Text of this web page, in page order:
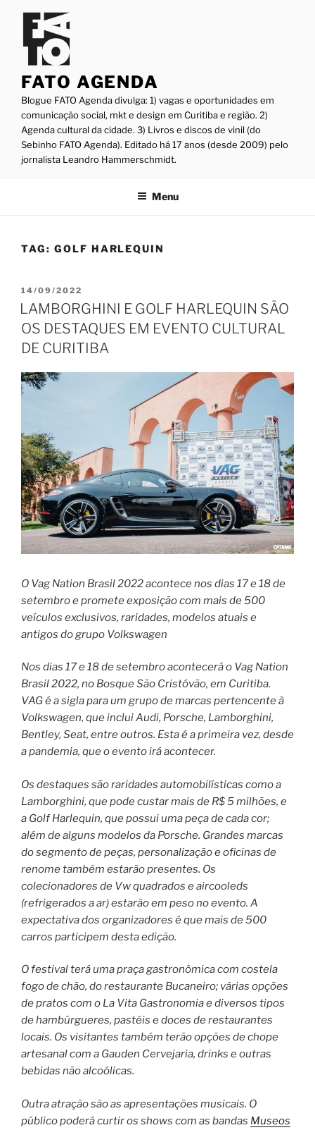
conteúdo
FATO AGENDA
Blogue FATO Agenda divulga: 1) vagas e oportunidades em
comunicação social, mkt e design em Curitiba e região. 2)
Agenda cultural da cidade. 3) Livros e discos de vinil (do
Sebinho FATO Agenda). Editado há 17 anos (desde 2009) pelo
jornalista Leandro Hammerschmidt.
Menu
TAG: GOLF HARLEQUIN
PUBLICADO
EM
14/09/2022
LAMBORGHINI E GOLF HARLEQUIN SÃO
OS DESTAQUES EM EVENTO CULTURAL
DE CURITIBA
O Vag Nation Brasil 2022 acontece nos dias 17 e 18 de
setembro e promete exposição com mais de 500
veículos exclusivos, raridades, modelos atuais e
antigos do grupo Volkswagen
Nos dias 17 e 18 de setembro acontecerá o Vag Nation
Brasil 2022, no Bosque São Cristóvão, em Curitiba.
VAG é a sigla para um grupo de marcas pertencente à
Volkswagen, que inclui Audi, Porsche, Lamborghini,
Bentley, Seat, entre outros. Esta é a primeira vez, desde
a pandemia, que o evento irá acontecer.
Os destaques são raridades automobilísticas como a
Lamborghini, que pode custar mais de R$ 5 milhões, e
a Golf Harlequin, que possui uma peça de cada cor;
além de alguns modelos da Porsche. Grandes marcas
do segmento de peças, personalização e oficinas de
renome também estarão presentes. Os
colecionadores de Vw quadrados e aircooleds
(refrigerados a ar) estarão em peso no evento. A
expectativa dos organizadores é que mais de 500
carros participem desta edição.
O festival terá uma praça gastronômica com costela
fogo de chão, do restaurante Bucaneiro; várias opções
de pratos com o La Vita Gastronomia e diversos tipos
de hambúrgueres, pastéis e doces de restaurantes
locais. Os visitantes também terão opções de chope
artesanal com a Gauden Cervejaria, drinks e outras
bebidas não alcoólicas.
Outra atração são as apresentações musicais. O
público poderá curtir os shows com as bandas Museos